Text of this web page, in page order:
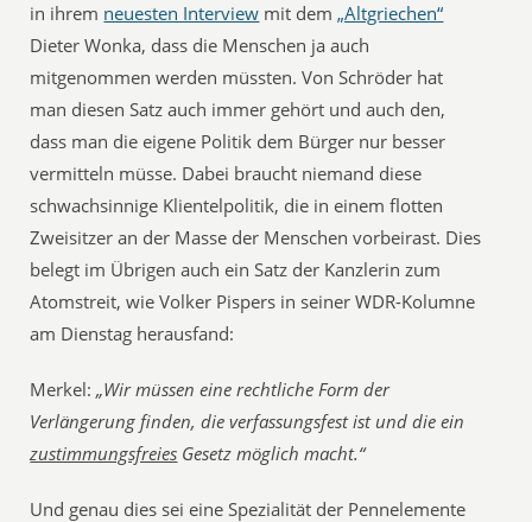
in ihrem neuesten Interview mit dem„Altgriechen“
Dieter Wonka, dass die Menschen ja auch
mitgenommen werden müssten. Von Schröder hat
man diesen Satz auch immer gehört und auch den,
dass man die eigene Politik dem Bürger nur besser
vermitteln müsse. Dabei braucht niemand diese
schwachsinnige Klientelpolitik, die in einem flotten
Zweisitzer an der Masse der Menschen vorbeirast. Dies
belegt im Übrigen auch ein Satz der Kanzlerin zum
Atomstreit, wie Volker Pispers in seiner WDR-Kolumne
am Dienstag herausfand:
Merkel:„Wir müssen eine rechtliche Form der
Verlängerung finden, die verfassungsfest ist und die ein
zustimmungsfreies Gesetz möglich macht.“
Und genau dies sei eine Spezialität der Pennelemente